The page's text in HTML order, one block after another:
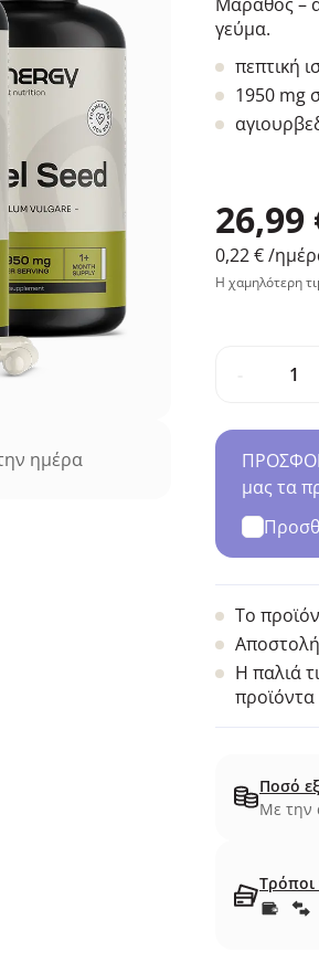
ημέρα
γεύμα.
πεπτική
1950 mg
26,99
0,22 €/
Η χαμηλότερη
μας τα
Το
Η παλιά
Ποσό
Με την